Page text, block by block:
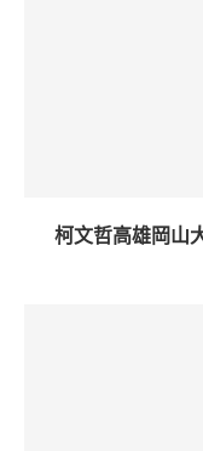
柯文哲高雄岡山